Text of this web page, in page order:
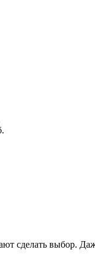
сделать выбор.